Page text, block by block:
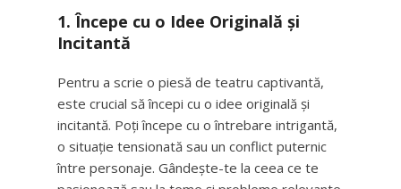
1. Începe cu o Idee Originală și
Incitantă
Pentru a scrie o piesă de teatru captivantă,
este crucial să începi cu o idee originală și
incitantă. Poți începe cu o întrebare intrigantă,
o situație tensionată sau un conflict puternic
între personaje. Gândește-te la ceea ce te